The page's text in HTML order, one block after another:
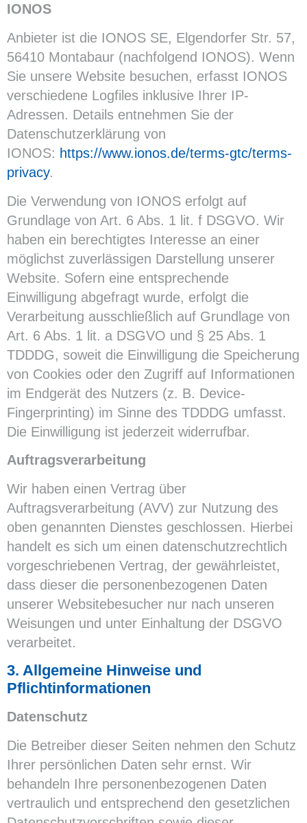
IONOS
Anbieter ist die IONOS SE, Elgendorfer Str. 57,
56410 Montabaur (nachfolgend IONOS). Wenn
Sie unsere Website besuchen, erfasst IONOS
verschiedene Logfiles inklusive Ihrer IP-
Adressen. Details entnehmen Sie der
Datenschutzerklärung von
IONOS: https://www.ionos.de/terms-gtc/terms-
privacy.
Die Verwendung von IONOS erfolgt auf
Grundlage von Art. 6 Abs. 1 lit. f DSGVO. Wir
haben ein berechtigtes Interesse an einer
möglichst zuverlässigen Darstellung unserer
Website. Sofern eine entsprechende
Einwilligung abgefragt wurde, erfolgt die
Verarbeitung ausschließlich auf Grundlage von
Art. 6 Abs. 1 lit. a DSGVO und § 25 Abs. 1
TDDDG, soweit die Einwilligung die Speicherung
von Cookies oder den Zugriff auf Informationen
im Endgerät des Nutzers (z. B. Device-
Fingerprinting) im Sinne des TDDDG umfasst.
Die Einwilligung ist jederzeit widerrufbar.
Auftragsverarbeitung
Wir haben einen Vertrag über
Auftragsverarbeitung (AVV) zur Nutzung des
oben genannten Dienstes geschlossen. Hierbei
handelt es sich um einen datenschutzrechtlich
vorgeschriebenen Vertrag, der gewährleistet,
dass dieser die personenbezogenen Daten
unserer Websitebesucher nur nach unseren
Weisungen und unter Einhaltung der DSGVO
verarbeitet.
3. Allgemeine Hinweise und
Pflichtinformationen
Datenschutz
Die Betreiber dieser Seiten nehmen den Schutz
Ihrer persönlichen Daten sehr ernst. Wir
behandeln Ihre personenbezogenen Daten
vertraulich und entsprechend den gesetzlichen